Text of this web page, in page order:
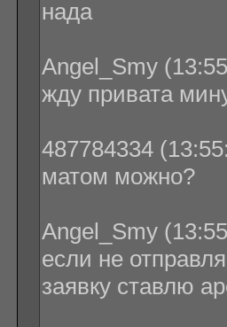
нада
Angel_Smy
жду привата
487784334
матом можно?
Angel_Smy
если не
заявку ставлю